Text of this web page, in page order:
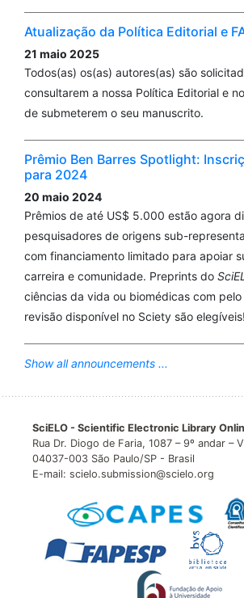
Atualização da Política Editorial e
21 maio 2025
Todos(as) os(as) autores(as) são
consultarem a nossa Política Editorial e
de submeterem o seu manuscrito.
Prêmio Ben Barres Spotlight:
para 2024
20 maio 2024
Prêmios de até US$ 5.000 estão agora
pesquisadores de origens sub-
com financiamento limitado para apoiar
carreira e comunidade. Preprints do
ciências da vida ou biomédicas com pelo
revisão disponível no Sciety são elegíveis!
Show all announcements ...
SciELO - Scientific Electronic Library
Rua Dr. Diogo de Faria, 1087 – 9º andar –
04037-003 São Paulo/SP - Brasil
E-mail: scielo.submission@scielo.org